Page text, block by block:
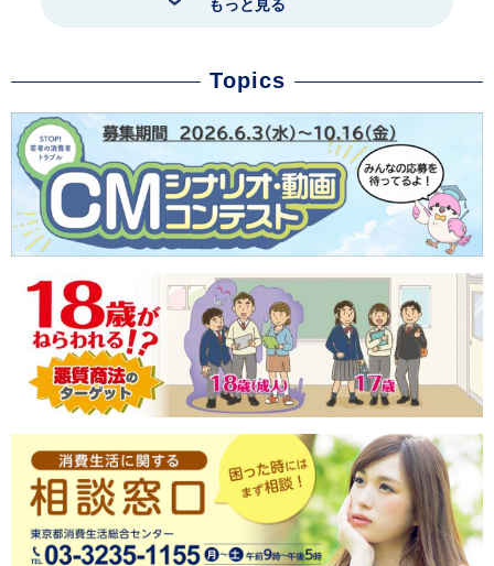
もっと見る
Topics